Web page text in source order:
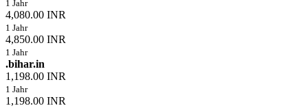
1 Jahr
4,080.00 INR
1 Jahr
4,850.00 INR
1 Jahr
.bihar.in
1,198.00 INR
1 Jahr
1,198.00 INR